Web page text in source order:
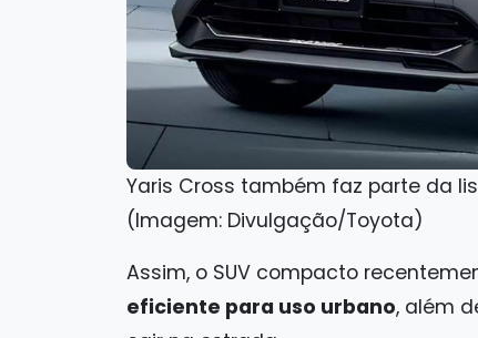
Yaris Cross também faz parte da
(Imagem: Divulgação/Toyota)
Assim, o SUV compacto
eficiente para uso urbano, além